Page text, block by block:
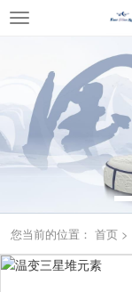
您当前的位置： 首页 >